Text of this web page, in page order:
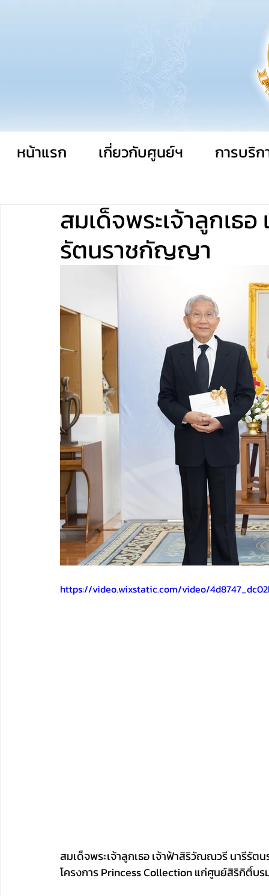
หน้าแรก เกี่ยวกับศูนย์ฯ การบริก
สมเด็จพระเจ้าลูกเธ
รัตนราชกัญญา
https://video.wixstatic.com/video/
สมเด็จพระเจ้าลูกเธอ เจ้าฟ้าสิริวัณณวรี นารีรั
โครงการ Princess Collection แก่ศูนย์สิริกิติ์บร